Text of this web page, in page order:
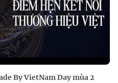
By VietNam Day mùa 2